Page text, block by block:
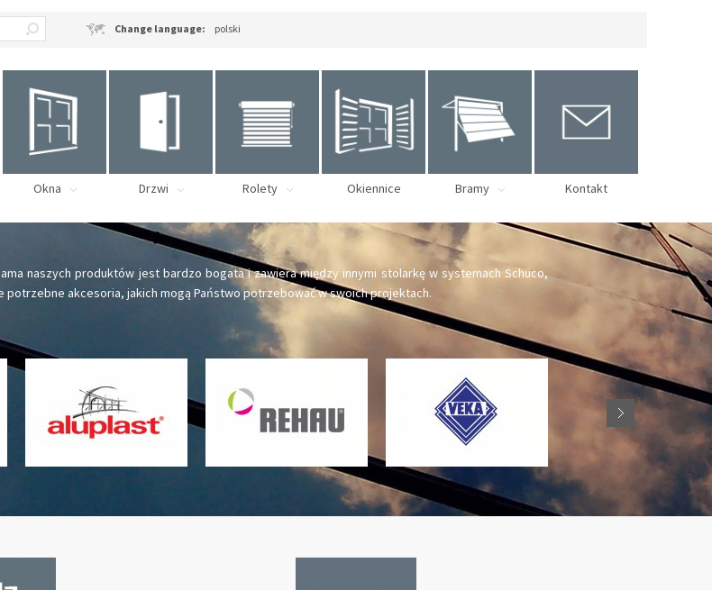
Change language: polski
Okna Drzwi Rolety Okiennice Bramy Kontakt
naszych produktów jest bardzo bogata i zawiera między innymi stolarkę w systemach Schüco,
potrzebne akcesoria, jakich mogą Państwo potrzebować w swoich projektach.